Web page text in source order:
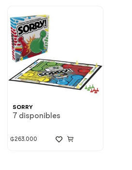
SORRY
7 disponibles
₲263.000